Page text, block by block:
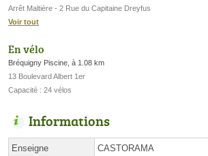
Arrêt Maltière - 2 Rue du Capitaine Dreyfus
Voir tout
En vélo
Bréquigny Piscine, à 1.08 km
13 Boulevard Albert 1er
Capacité : 24 vélos
Informations
Enseigne CASTORAMA